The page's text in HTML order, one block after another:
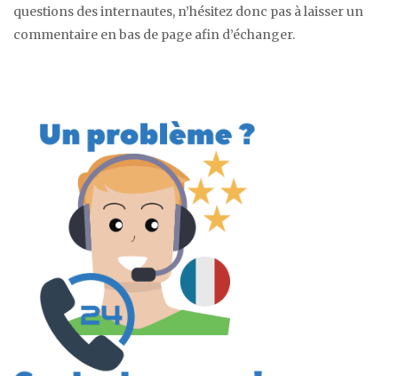
questions des internautes, n’hésitez donc pas à laisser un
commentaire en bas de page afin d’échanger.